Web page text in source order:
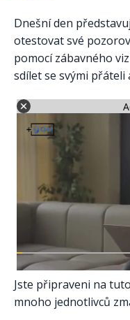
Dnešní den
otestovat své
pomocí zábavného
sdílet se svými přáteli
Jste připraveni na
mnoho jednotlivců